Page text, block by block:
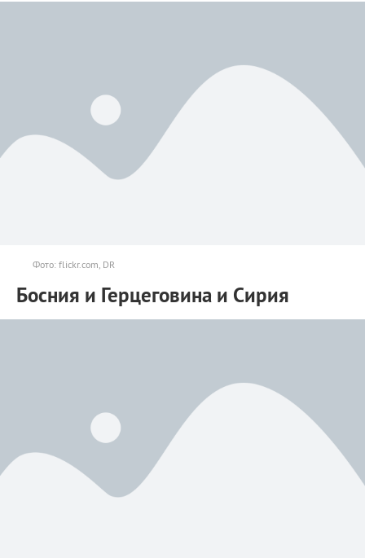
Фото: flickr.com, DR
Босния и Герцеговина и Сирия